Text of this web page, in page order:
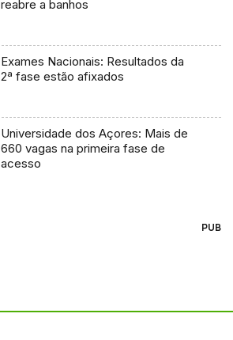
reabre a banhos
Exames Nacionais: Resultados da
2ª fase estão afixados
Universidade dos Açores: Mais de
660 vagas na primeira fase de
acesso
PUB